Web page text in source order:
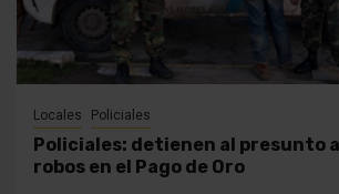
Locales Policiales
Policiales: detienen al presunto
robos en el Pago de Oro